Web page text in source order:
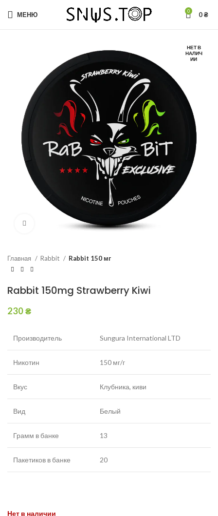
МЕНЮ 0 0₴
НЕТ В
НАЛИЧ
ИИ
Главная Rabbit Rabbit 150 мг
Rabbit 150mg Strawberry Kiwi
230₴
Производитель Sungura International LTD
Никотин 150 мг/г
Вкус Клубника, киви
Вид Белый
Грамм в банке 13
Пакетиков в банке 20
Нет в наличии